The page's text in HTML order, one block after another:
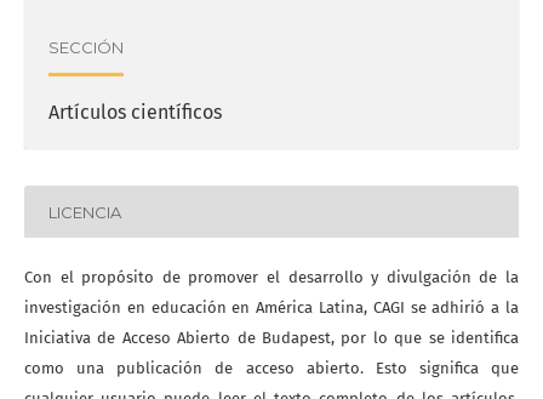
SECCIÓN
Artículos científicos
LICENCIA
Con el propósito de promover el desarrollo y divulgación de la
investigación en educación en América Latina, CAGI se adhirió a la
Iniciativa de Acceso Abierto de Budapest, por lo que se identifica
como una publicación de acceso abierto. Esto significa que